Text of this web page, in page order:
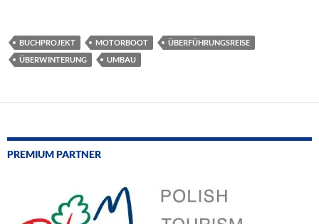
BUCHPROJEKT MOTORBOOT
ÜBERFÜHRUNGSREISE
ÜBERWINTERUNG
UMBAU
PREMIUM PARTNER